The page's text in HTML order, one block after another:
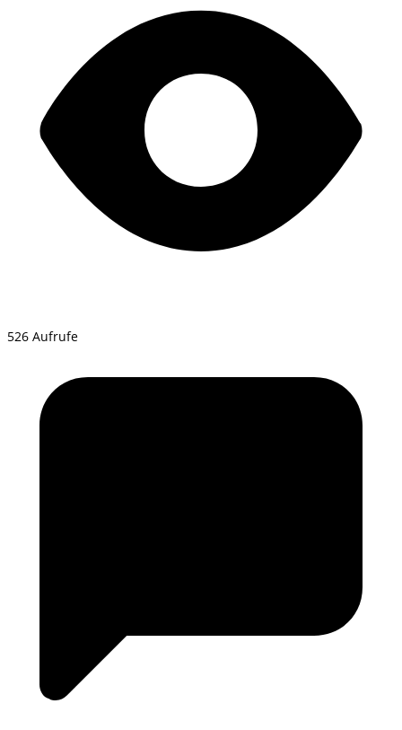
526 Aufrufe